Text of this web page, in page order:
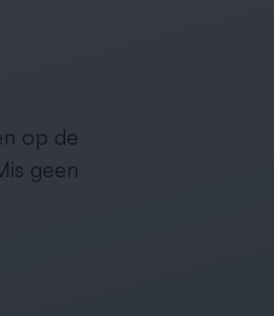
op de
geen